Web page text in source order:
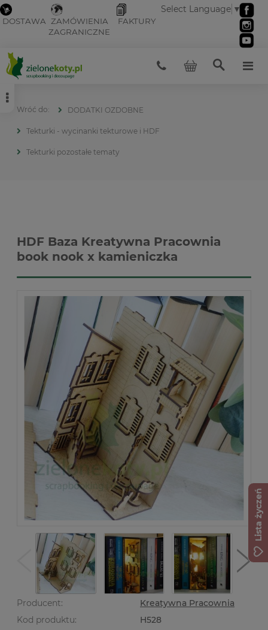
DOSTAWA ZAMÓWIENIA
ZAGRANICZNE
FAKTURY
Select Language ▼
DODATKI OZDOBNE
Tekturki - wycinanki tekturowe i HDF
Tekturki pozostałe tematy
HDF Baza Kreatywna Pracownia
book nook x kamieniczka
Producent:
Kreatywna Pracownia
Kod produktu:
H528
Lista życzeń